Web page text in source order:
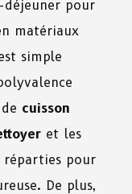
pour
matériaux
simple
cuisson
et les
réparties pour
De plus,